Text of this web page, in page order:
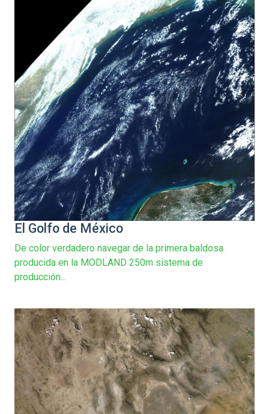
El Golfo de México
De color verdadero navegar de la primera baldosa
producida en la MODLAND 250m sistema de
producción...